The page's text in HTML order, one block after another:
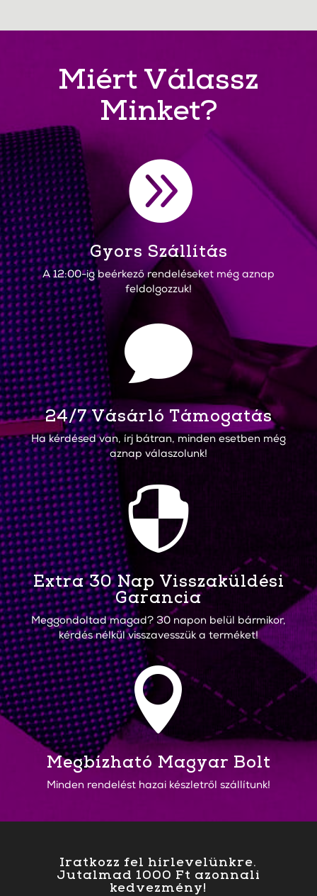
Miért Válassz
Minket?

Gyors Szállítás
A 12:00-ig beérkező rendeléseket még aznap
feldolgozzuk!

24/7 Vásárló Támogatás
Ha kérdésed van, írj bátran, minden esetben még
aznap válaszolunk!

Extra 30 Nap Visszaküldési
Garancia
Meggondoltad magad? 30 napon belül bármikor,
kérdés nélkül visszavesszük a terméket!

Megbízható Magyar Bolt
Minden rendelést hazai készletről szállítunk!
Iratkozz fel hírlevelünkre.
Jutalmad 1000 Ft azonnali
kedvezmény!